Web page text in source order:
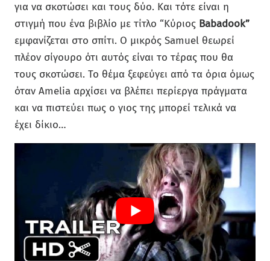
για να σκοτώσει και τους δύο. Και τότε είναι η
στιγμή που ένα βιβλίο με τίτλο “Κύριος Babadook”
εμφανίζεται στο σπίτι. Ο μικρός Samuel θεωρεί
πλέον σίγουρο ότι αυτός είναι το τέρας που θα
τους σκοτώσει. Το θέμα ξεφεύγει από τα όρια όμως
όταν Amelia αρχίσει να βλέπει περίεργα πράγματα
και να πιστεύει πως ο γιος της μπορεί τελικά να
έχει δίκιο…